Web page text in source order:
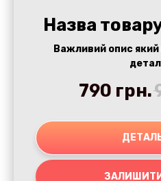
Назва
Важливий опис
790 грн.